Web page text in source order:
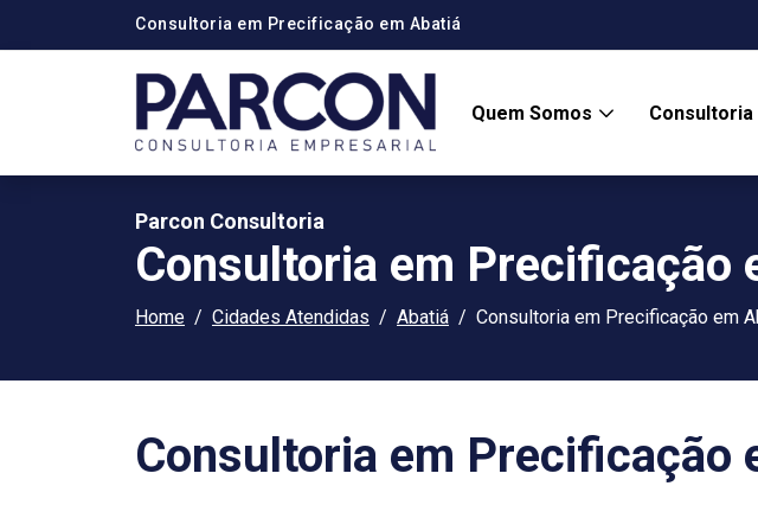
Consultoria em Precificação em Abatiá
Quem Somos
Parcon Consultoria
Consultoria em Precificação
Home Cidades Atendidas Abatiá Consultoria em Precificação em
Consultoria em Precificação